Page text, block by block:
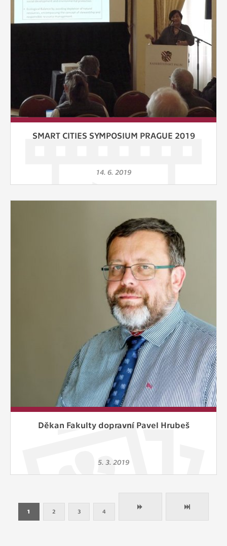
SMART CITIES SYMPOSIUM PRAGUE 2019
14. 6. 2019
Děkan Fakulty dopravní Pavel Hrubeš
5. 3. 2019
1 2 3 4